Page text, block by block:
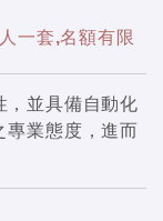
一套,名額有限
，並具備自動化
專業態度，進而